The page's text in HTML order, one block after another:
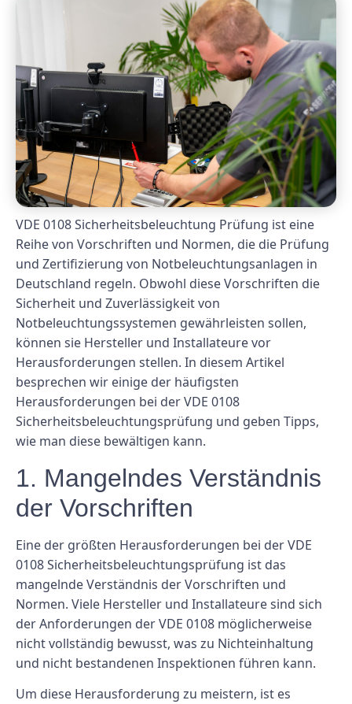
VDE 0108 Sicherheitsbeleuchtung Prüfung ist eine
Reihe von Vorschriften und Normen, die die Prüfung
und Zertifizierung von Notbeleuchtungsanlagen in
Deutschland regeln. Obwohl diese Vorschriften die
Sicherheit und Zuverlässigkeit von
Notbeleuchtungssystemen gewährleisten sollen,
können sie Hersteller und Installateure vor
Herausforderungen stellen. In diesem Artikel
besprechen wir einige der häufigsten
Herausforderungen bei der VDE 0108
Sicherheitsbeleuchtungsprüfung und geben Tipps,
wie man diese bewältigen kann.
1. Mangelndes Verständnis
der Vorschriften
Eine der größten Herausforderungen bei der VDE
0108 Sicherheitsbeleuchtungsprüfung ist das
mangelnde Verständnis der Vorschriften und
Normen. Viele Hersteller und Installateure sind sich
der Anforderungen der VDE 0108 möglicherweise
nicht vollständig bewusst, was zu Nichteinhaltung
und nicht bestandenen Inspektionen führen kann.
Um diese Herausforderung zu meistern, ist es